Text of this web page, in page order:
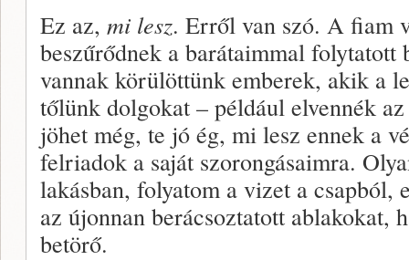
Ez az, mi lesz. Erről van szó. A fiam
beszűrődnek a barátaimmal folytatott
vannak körülöttünk emberek, akik a
tőlünk dolgokat – például elvennék
jöhet még, te jó ég, mi lesz ennek a
felriadok a saját szorongásaimra.
lakásban, folyatom a vizet a csapból,
az újonnan berácsoztatott ablakokat,
betörő.